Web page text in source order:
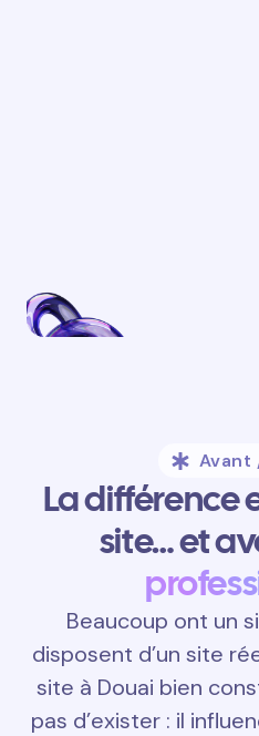
Avant
La différence
site… et
Beaucoup ont un
disposent d’un site
site à Douai bien
pas d’exister : il